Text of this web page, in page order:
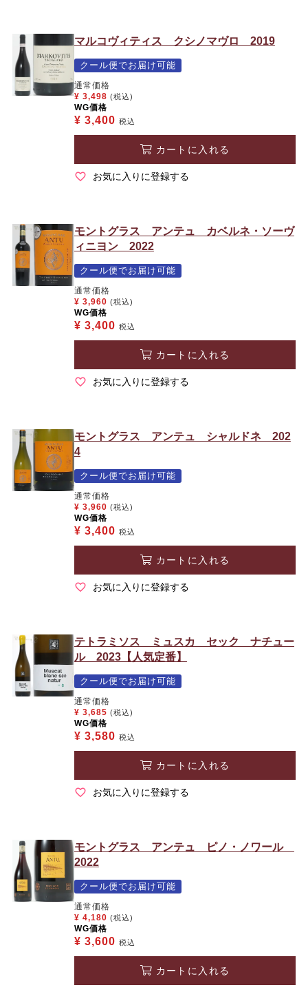
マルコヴィティス クシノマヴロ 2019
クール便でお届け可能
通常価格
¥ 3,498 (税込)
WG価格
¥ 3,400 税込
カートに入れる
お気に入りに登録する
モントグラス アンテュ カベルネ・ソーヴ
ィニヨン 2022
クール便でお届け可能
通常価格
¥ 3,960 (税込)
WG価格
¥ 3,400 税込
カートに入れる
お気に入りに登録する
モントグラス アンテュ シャルドネ 202
4
クール便でお届け可能
通常価格
¥ 3,960 (税込)
WG価格
¥ 3,400 税込
カートに入れる
お気に入りに登録する
テトラミソス ミュスカ セック ナチュー
ル 2023【人気定番】
クール便でお届け可能
通常価格
¥ 3,685 (税込)
WG価格
¥ 3,580 税込
カートに入れる
お気に入りに登録する
モントグラス アンテュ ピノ・ノワール
2022
クール便でお届け可能
通常価格
¥ 4,180 (税込)
WG価格
¥ 3,600 税込
カートに入れる